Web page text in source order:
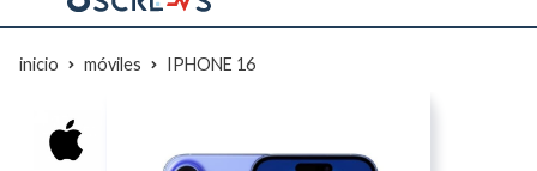
inicio móviles IPHONE 16